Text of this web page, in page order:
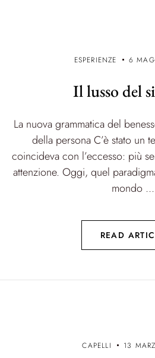
ESPERIENZE 6
Il lusso del
La nuova grammatica del
della persona C’è stato un
coincideva con l’eccesso: più
attenzione. Oggi, quel
mondo ...
READ
CAPELLI 13